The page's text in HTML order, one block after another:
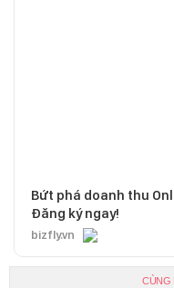
Bứt phá doanh thu
Đăng ký ngay!
bizfly.vn
CÙNG